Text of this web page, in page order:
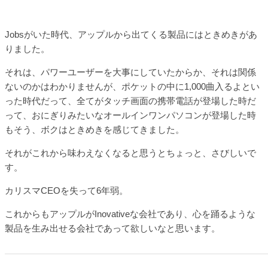
Jobsがいた時代、アップルから出てくる製品にはときめきがあ
りました。
それは、パワーユーザーを大事にしていたからか、それは関係
ないのかはわかりませんが、ポケットの中に1,000曲入るよとい
った時代だって、全てがタッチ画面の携帯電話が登場した時だ
って、おにぎりみたいなオールインワンパソコンが登場した時
もそう、ボクはときめきを感じてきました。
それがこれから味わえなくなると思うとちょっと、さびしいで
す。
カリスマCEOを失って6年弱。
これからもアップルがInovativeな会社であり、心を踊るような
製品を生み出せる会社であって欲しいなと思います。